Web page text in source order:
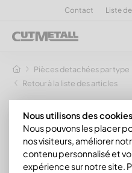
Contact Liste
Pièces detachées par type
Retour à la liste des articles
Nous utilisons des cookies
Nous pouvons les placer
nos visiteurs, améliorer
contenu personnalisé et
expérience sur notre site.